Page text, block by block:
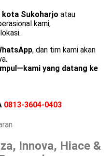
kota Sukoharjo atau
kami,
, dan tim kami akan
yang datang ke
0813-3604-0403
Innova, Hiace &